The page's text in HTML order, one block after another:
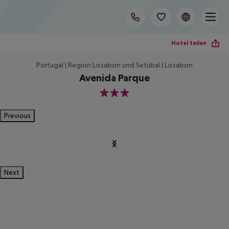
Hotel teilen
Portugal | Region Lissabon und Setúbal | Lissabon
Avenida Parque
3
Previous
Next